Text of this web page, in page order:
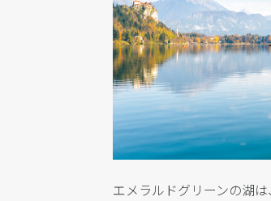
エメラルドグリーンの湖